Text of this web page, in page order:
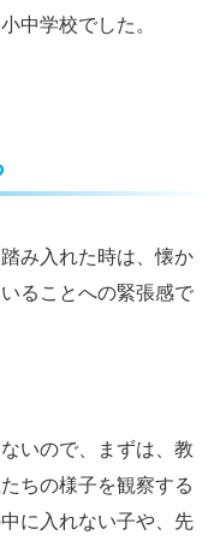
中学校でした。
み入れた時は、懐か
ることへの緊張感で
いので、まずは、教
ちの様子を観察する
に入れない子や、先